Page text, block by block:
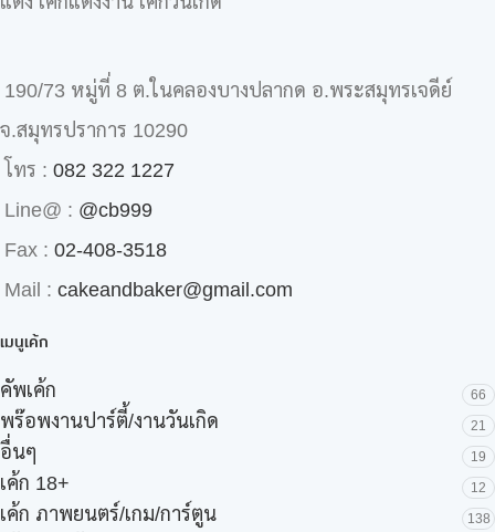
190/73 หมู่ที่ 8 ต.ในคลองบางปลากด อ.พระสมุทรเจดีย์
จ.สมุทรปราการ 10290
โทร : 082 322 1227
Line@ : @cb999
Fax : 02-408-3518
Mail : cakeandbaker@gmail.com
เมนูเค้ก
คัพเค้ก 66
พร๊อพงานปาร์ตี้/งานวันเกิด 21
อื่นๆ 19
เค้ก 18+ 12
เค้ก ภาพยนตร์/เกม/การ์ตูน 138